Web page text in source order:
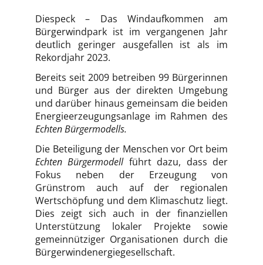
Diespeck – Das Windaufkommen am
Bürgerwindpark ist im vergangenen Jahr
deutlich geringer ausgefallen ist als im
Rekordjahr 2023.
Bereits seit 2009 betreiben 99 Bürgerinnen
und Bürger aus der direkten Umgebung
und darüber hinaus gemeinsam die beiden
Energieerzeugungsanlage im Rahmen des
Echten Bürgermodells.
Die Beteiligung der Menschen vor Ort beim
Echten Bürgermodellführt dazu, dass der
Fokus neben der Erzeugung von
Grünstrom auch auf der regionalen
Wertschöpfung und dem Klimaschutz liegt.
Dies zeigt sich auch in der finanziellen
Unterstützung lokaler Projekte sowie
gemeinnütziger Organisationen durch die
Bürgerwindenergiegesellschaft.